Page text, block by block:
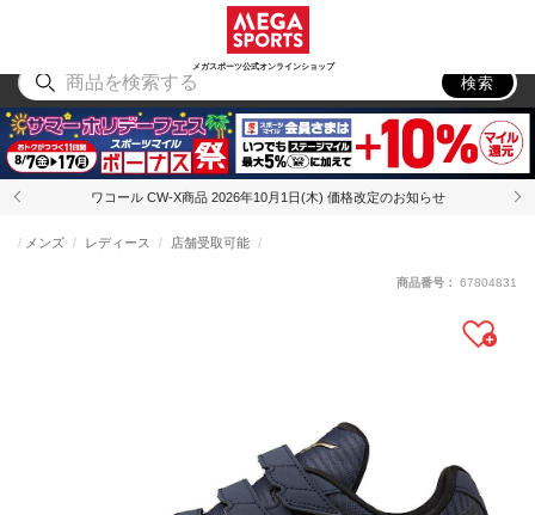
メガスポーツ公式オンラインショップ
アウトドア
検索
ワコール CW-X商品 2026年10月1日(木) 価格改定のお知らせ
メンズ レディース 店舗受取可能
商品番号： 67804831